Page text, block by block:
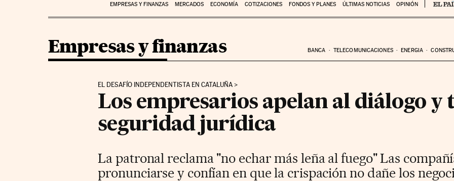
EMPRESAS Y FINANZAS MERCADOS ECONOMÍA COTIZACIONES FONDOS Y PLANES ÚLTIMAS NOTICIAS OPINIÓN
Empresas y finanzas BANCA TELECOMUNICACIONES ENERGIA
EL DESAFÍO INDEPENDENTISTA EN CATALUÑA
Los empresarios apelan al diálogo y
seguridad jurídica
La patronal reclama "no echar más leña al fuego" Las
pronunciarse y confían en que la crispación no dañe los